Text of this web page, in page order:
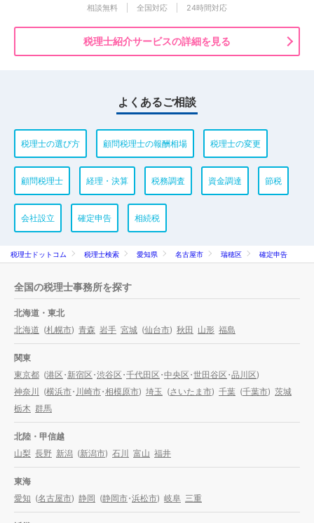
相談無料 全国対応 24時間対応
税理士紹介サービスの詳細を見る
よくあるご相談
税理士の選び方 顧問税理士の報酬相場 税理士の変更
顧問税理士 経理・決算 税務調査 資金調達 節税
会社設立 確定申告 相続税
税理士ドットコム 税理士検索 愛知県 名古屋市 瑞穂区 確定申告
全国の税理士事務所を探す
北海道・東北
北海道 (札幌市) 青森 岩手 宮城 (仙台市) 秋田 山形 福島
関東
東京都 (港区・新宿区・渋谷区・千代田区・中央区・世田谷区・品川区)
神奈川 (横浜市・川崎市・相模原市) 埼玉 (さいたま市) 千葉 (千葉市) 茨城
栃木 群馬
北陸・甲信越
山梨 長野 新潟 (新潟市) 石川 富山 福井
東海
愛知 (名古屋市) 静岡 (静岡市・浜松市) 岐阜 三重